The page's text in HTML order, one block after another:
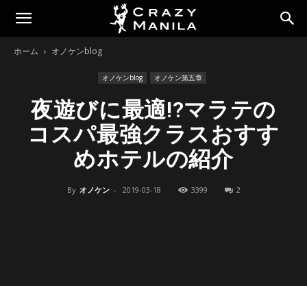
ホーム オノケンblog
オノケンblog オノケン第五章
夜遊びに最適!?マラテの
コスパ最強クラスおすす
めホテルの紹介
By オノケン - 2019-03-18 3399 2